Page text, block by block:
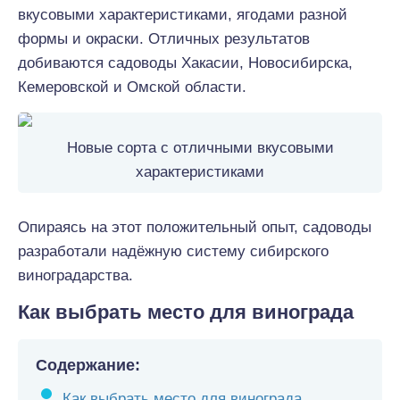
вкусовыми характеристиками, ягодами разной
формы и окраски. Отличных результатов
добиваются садоводы Хакасии, Новосибирска,
Кемеровской и Омской области.
Новые сорта с отличными вкусовыми
характеристиками
Опираясь на этот положительный опыт, садоводы
разработали надёжную систему сибирского
виноградарства.
Как выбрать место для винограда
Содержание: